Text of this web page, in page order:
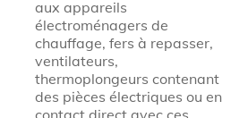
aux appareils
électroménagers de
chauffage, fers à repasser,
ventilateurs,
thermoplongeurs contenant
des pièces électriques ou en
contact direct avec ces